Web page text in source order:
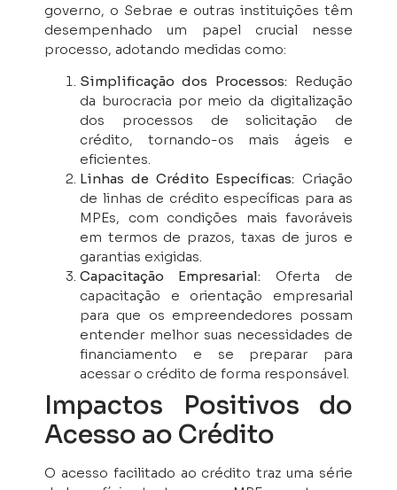
governo, o Sebrae e outras instituições têm
desempenhado um papel crucial nesse
processo, adotando medidas como:
Simplificação dos Processos:Redução
da burocracia por meio da digitalização
dos processos de solicitação de
crédito, tornando-os mais ágeis e
eficientes.
Linhas de Crédito Específicas: Criação
de linhas de crédito específicas para as
MPEs, com condições mais favoráveis
em termos de prazos, taxas de juros e
garantias exigidas.
Capacitação Empresarial: Oferta de
capacitação e orientação empresarial
para que os empreendedores possam
entender melhor suas necessidades de
financiamento e se preparar para
acessar o crédito de forma responsável.
Impactos Positivos do
Acesso ao Crédito
O acesso facilitado ao crédito traz uma série